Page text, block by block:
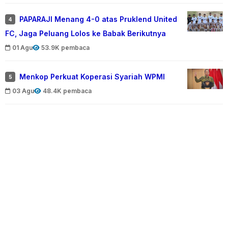
4
PAPARAJI Menang 4-0 atas Pruklend United
FC, Jaga Peluang Lolos ke Babak Berikutnya
01 Agu 53.9K pembaca
5 Menkop Perkuat Koperasi Syariah WPMI
03 Agu 48.4K pembaca